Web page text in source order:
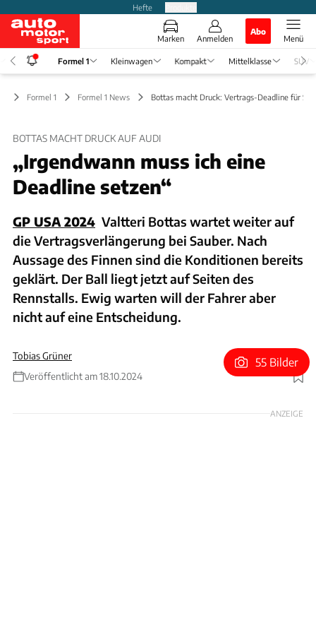
Hefte
Marken Anmelden
Abo
Menü
Formel 1 Kleinwagen Kompakt Mittelklasse SUV
Formel 1 Formel 1 News Bottas macht Druck: Vertrags-Deadline für
BOTTAS MACHT DRUCK AUF AUDI
„Irgendwann muss ich eine
Deadline setzen“
GP USA 2024 Valtteri Bottas wartet weiter auf
die Vertragsverlängerung bei Sauber. Nach
Aussage des Finnen sind die Konditionen bereits
geklärt. Der Ball liegt jetzt auf Seiten des
Rennstalls. Ewig warten will der Fahrer aber
nicht auf eine Entscheidung.
Tobias Grüner
Veröffentlicht am 18.10.2024
Foto: Sauber
55 Bilder
ANZEIGE